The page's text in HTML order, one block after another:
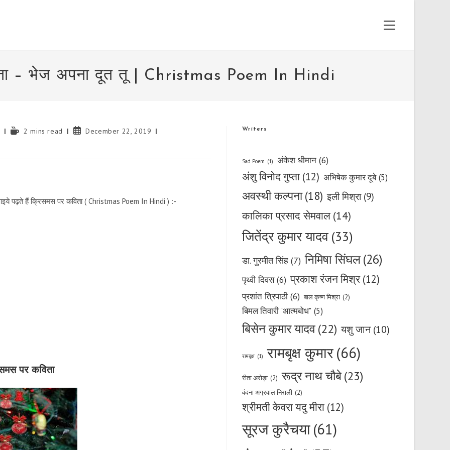
Main
– भेज अपना दूत तू | Christmas Poem In Hindi
Reading2 mins read
PostDecember 22, 2019
पढ़ते हैं क्रिसमस पर कविता ( Christmas Poem In Hindi ) :-
पर कविता
Writers
Sad Poem (1) अंकेश धीमान (6)
अंशु विनोद गुप्ता (12) अभिषेक कुमार दूबे (5)
अवस्थी कल्पना (18) इली मिश्रा (9)
कालिका प्रसाद सेमवाल (14)
जितेंद्र कुमार यादव (33)
डा. गुरमीत सिंह (7) निमिषा सिंघल(26)
पृथ्वी दिवस (6) प्रकाश रंजन मिश्र (12)
प्रशांत त्रिपाठी (6) बाल कृष्ण मिश्रा (2)
बिमल तिवारी "आत्मबोध" (5)
बिसेन कुमार यादव(22) यशु जान (10)
रामबृक्ष (1) रामबृक्ष कुमार(66)
रीता अरोड़ा (2) रूद्र नाथ चौबे(23)
वंदना अग्रवाल निराली (2)
श्रीमती केवरा यदु मीरा (12)
सूरज कुरैचया(61)